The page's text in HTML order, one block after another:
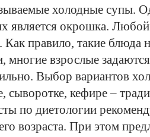
холодные супы.
является окрошка.
правило, такие блюда
многие взрослые
Выбор вариантов
сыворотке, кефире –
по диетологии
возраста. При этом